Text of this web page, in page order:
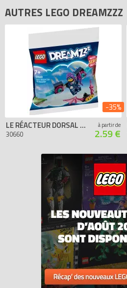
AUTRES LEGO DREAMZZZ
LE RÉACTEUR DORSAL DES RÊVES DE ZOEY (POLYBAG)
30660
à partir de
2.59 €
-35%